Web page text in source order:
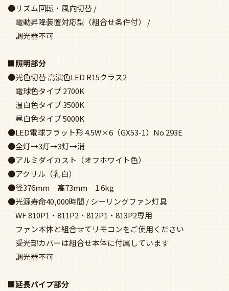
●リズム回転・風向切替 /
電動昇降装置対応型（組合せ条件付） /
調光器不可
■照明部分
●光色切替 高演色LED R15クラス2
電球色タイプ 2700K
温白色タイプ 3500K
昼白色タイプ 5000K
●LED電球フラット形 4.5W×6（GX53-1）No.293E
●全灯→3灯→3灯→消
●アルミダイカスト（オフホワイト色）
●アクリル（乳白）
●径376mm 高73mm 1.6kg
●光源寿命40,000時間 / シーリングファン灯具
WF 810P1・811P2・812P1・813P2専用
ファン本体と組合せてリモコンをご使用ください
受光部カバーは組合せ本体に付属しています
調光器不可
■延長パイプ部分